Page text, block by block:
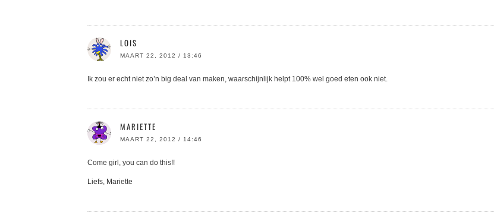
LOIS
MAART 22, 2012 / 13:46
Ik zou er echt niet zo’n big deal van maken, waarschijnlijk helpt 100% wel goed eten ook niet.
MARIETTE
MAART 22, 2012 / 14:46
Come girl, you can do this!!
Liefs, Mariette